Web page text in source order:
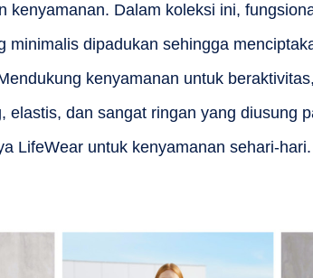
kenyamanan. Dalam koleksi ini,
minimalis dipadukan sehingga
kenyamanan untuk
elastis, dan sangat ringan yang diusung
LifeWear untuk kenyamanan sehari-hari.